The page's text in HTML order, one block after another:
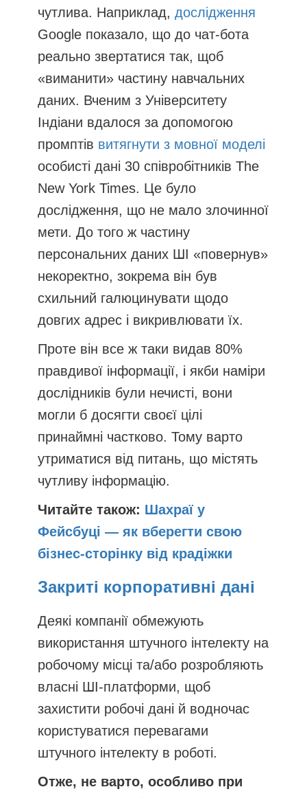
чутлива. Наприклад, дослідження
Google показало, що до чат-бота
реально звертатися так, щоб
«виманити» частину навчальних
даних. Вченим з Університету
Індіани вдалося за допомогою
промптів витягнути з мовної моделі
особисті дані 30 співробітників The
New York Times. Це було
дослідження, що не мало злочинної
мети. До того ж частину
персональних даних ШІ «повернув»
некоректно, зокрема він був
схильний галюцинувати щодо
довгих адрес і викривлювати їх.
Проте він все ж таки видав 80%
правдивої інформації, і якби наміри
дослідників були нечисті, вони
могли б досягти своєї цілі
принаймні частково. Тому варто
утриматися від питань, що містять
чутливу інформацію.
Читайте також: Шахраї у
Фейсбуці — як вберегти свою
бізнес-сторінку від крадіжки
Закриті корпоративні дані
Деякі компанії обмежують
використання штучного інтелекту на
робочому місці та/або розробляють
власні ШІ-платформи, щоб
захистити робочі дані й водночас
користуватися перевагами
штучного інтелекту в роботі.
Отже, не варто, особливо при